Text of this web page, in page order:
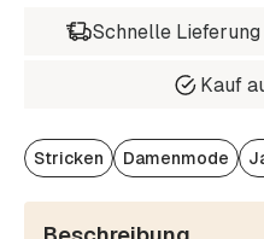
Schnelle
Kauf
Stricken Damenmode